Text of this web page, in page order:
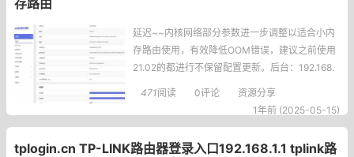
存路由
延迟~~内核网络部分参数进一步调整以适合小内
存路由使用，有效降低OOM错误，建议之前使用
21.02的都进行不保留配置更新。后台：192.168.
6.1密码：无下载地址：360-t7-108M-sysupgra
de-2025.5.14.zip:http://dl.ioozu.com#/f/13973
471阅读 0评论
资源分享
1年前 (2025-05-15)
tplogin.cn TP-LINK路由器登录入口192.168.1.1 tplink路